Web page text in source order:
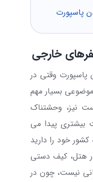
پاسپورت
خارجی
پاسپورت وقتی در
بسیار مهم
نیز، وحشتناک
بیشتری پیدا می
خود را دارید
هتل، کیف دستی
نیست، چون در